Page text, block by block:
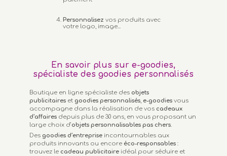
Personnalisez vos produits avec
votre logo, image...
En savoir plus sur e-goodies,
spécialiste des goodies personnalisés
Boutique en ligne spécialiste des objets
publicitaires et goodies personnalisés, e-goodies vous
accompagne dans la réalisation de vos cadeaux
d’affaires depuis plus de 30 ans, en vous proposant un
large choix d’objets personnalisables pas chers.
Des goodies d’entreprise incontournables aux
produits innovants ou encore éco-responsables :
trouvez le cadeau publicitaire idéal pour séduire et